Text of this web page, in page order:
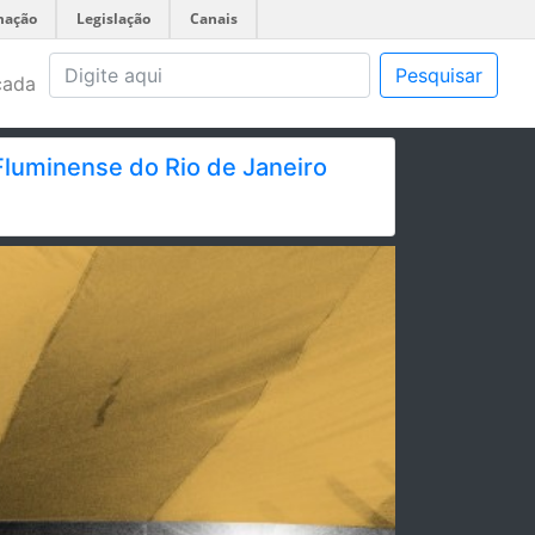
Legislação Canais
Pesquisar
do Rio de Janeiro